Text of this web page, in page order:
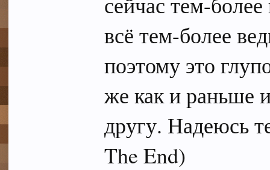
всё тем-более
поэтому это
же как и раньше
другу. Надеюсь
The End)